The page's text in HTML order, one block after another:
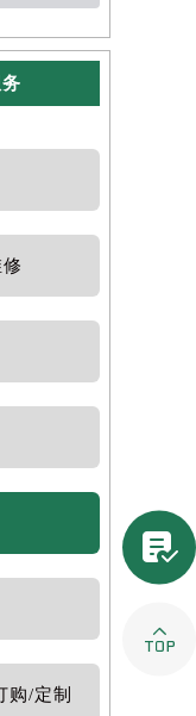
购/定制

